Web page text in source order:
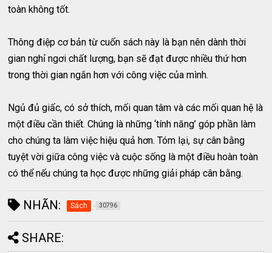
toàn không tốt.
Thông điệp cơ bản từ cuốn sách này là bạn nên dành thời
gian nghỉ ngơi chất lượng, bạn sẽ đạt được nhiều thứ hơn
trong thời gian ngắn hơn với công việc của mình.
Ngủ đủ giấc, có sở thích, mối quan tâm và các mối quan hệ là
một điều cần thiết. Chúng là những ‘tính năng’ góp phần làm
cho chúng ta làm việc hiệu quả hơn. Tóm lại, sự cân bằng
tuyệt vời giữa công việc và cuộc sống là một điều hoàn toàn
có thể nếu chúng ta học được những giải pháp cân bằng.
NHÃN: Sách 30796
SHARE: